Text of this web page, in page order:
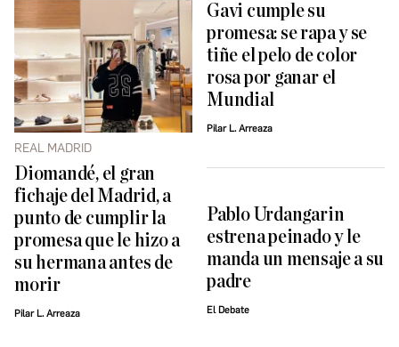
REAL MADRID
Diomandé, el gran
fichaje del Madrid, a
punto de cumplir la
promesa que le hizo a
su hermana antes de
morir
Pilar L. Arreaza
Gavi cumple su
promesa: se rapa y se
tiñe el pelo de color
rosa por ganar el
Mundial
Pilar L. Arreaza
Pablo Urdangarin
estrena peinado y le
manda un mensaje a su
padre
El Debate